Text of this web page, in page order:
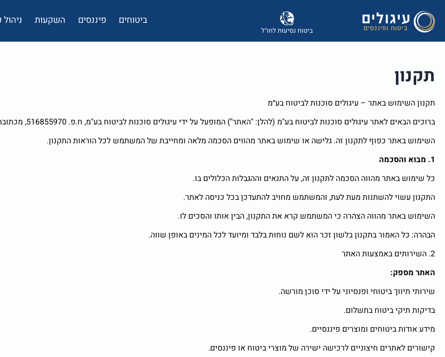
ביטוח נסיעות לחו"ל
ביטוחים פיננסים השקעות
תקנון
תקנון השימוש באתר – עיגולים סוכנות לביטוח בע״מ
ברוכים הבאים לאתר עיגולים סוכנות לביטוח בע"מ (להלן: "האתר") המופעל על ידי עיגולים סוכנות לביטוח בע"מ, ח.פ. 516855970, מכתובת הערבה 1, גבעת שמואל (להלן: "החברה" או "הנהלת האתר").
השימוש באתר כפוף לתקנון זה. גלישה או שימוש באתר מהווים הסכמה מלאה ומחייבת של המשתמש לכל הוראות התקנון.
1. מבוא והסכמה
כל שימוש באתר מהווה הסכמה לתקנון זה, על התנאים וההגבלות הכלולים בו.
התקנון עשוי להשתנות מעת לעת, והמשתמש מחויב להתעדכן בכל כניסה לאתר.
השימוש באתר מהווה הצהרה כי המשתמש קרא את התקנון, הבין אותו והסכים לו.
הבהרה: כל האמור בתקנון בלשון זכר הוא לשם נוחות בלבד ומיועד לכל המינים באופן שווה.
2. השירותים באמצעות האתר
האתר מספק:
שירותי תיווך ביטוחי ופנסיוני על ידי סוכן מורשה.
בדיקות תיקי ביטוח בתשלום.
מידע אודות ביטוחים ומוצרים פיננסיים.
קישורים לאתרים חיצוניים לרכישה ישירה של מוצרי ביטוח או פיננסים.